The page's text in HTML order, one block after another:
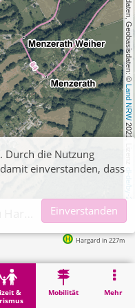
, Kartendaten, Geobasisdaten: ©
Land NRW
2021, Lizenz
dl-de/by-2-0
&
Mobilität Mehr
Hargard in 227m
Monschau Hargard
Durch die Nutzung
einverstanden, dass
Einverstanden